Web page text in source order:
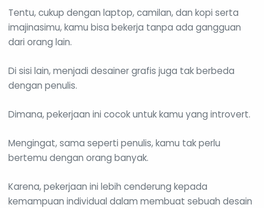
Tentu, cukup dengan laptop, camilan, dan kopi serta
imajinasimu, kamu bisa bekerja tanpa ada gangguan
dari orang lain.
Di sisi lain, menjadi desainer grafis juga tak berbeda
dengan penulis.
Dimana, pekerjaan ini cocok untuk kamu yang introvert.
Mengingat, sama seperti penulis, kamu tak perlu
bertemu dengan orang banyak.
Karena, pekerjaan ini lebih cenderung kepada
kemampuan individual dalam membuat sebuah desain